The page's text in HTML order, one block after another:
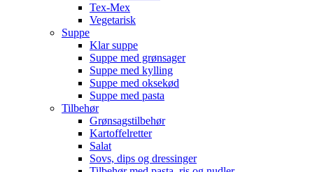
Tex-Mex
Vegetarisk
Suppe
Klar suppe
Suppe med grønsager
Suppe med kylling
Suppe med oksekød
Suppe med pasta
Tilbehør
Grønsagstilbehør
Kartoffelretter
Salat
Sovs, dips og dressinger